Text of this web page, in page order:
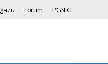
Forum PGNiG